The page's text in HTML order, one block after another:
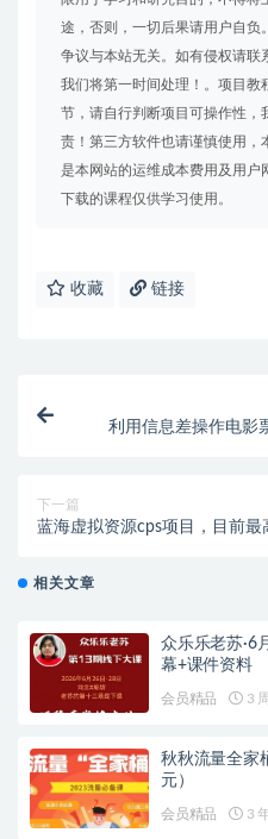
途，否则，一切后果请用户自负
争议与本站无关。如有侵权请联
我们将第一时间处理！。项目教
节，请自行判断项目可操作性，
责！第三方软件也请谨慎使用，
是本网站的运维成本费用及用户
下载的课程仅供学习使用。
收藏 链接
利用信息差操作电影
下一篇
蓝海虚拟资源cps项目，目前
相关文章
众乐乐老苏·6
幕+课件资料
会员精品 3
秋秋流量全家
元）
会员精品 3